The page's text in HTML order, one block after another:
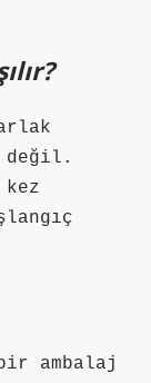
değil.
ambalaj